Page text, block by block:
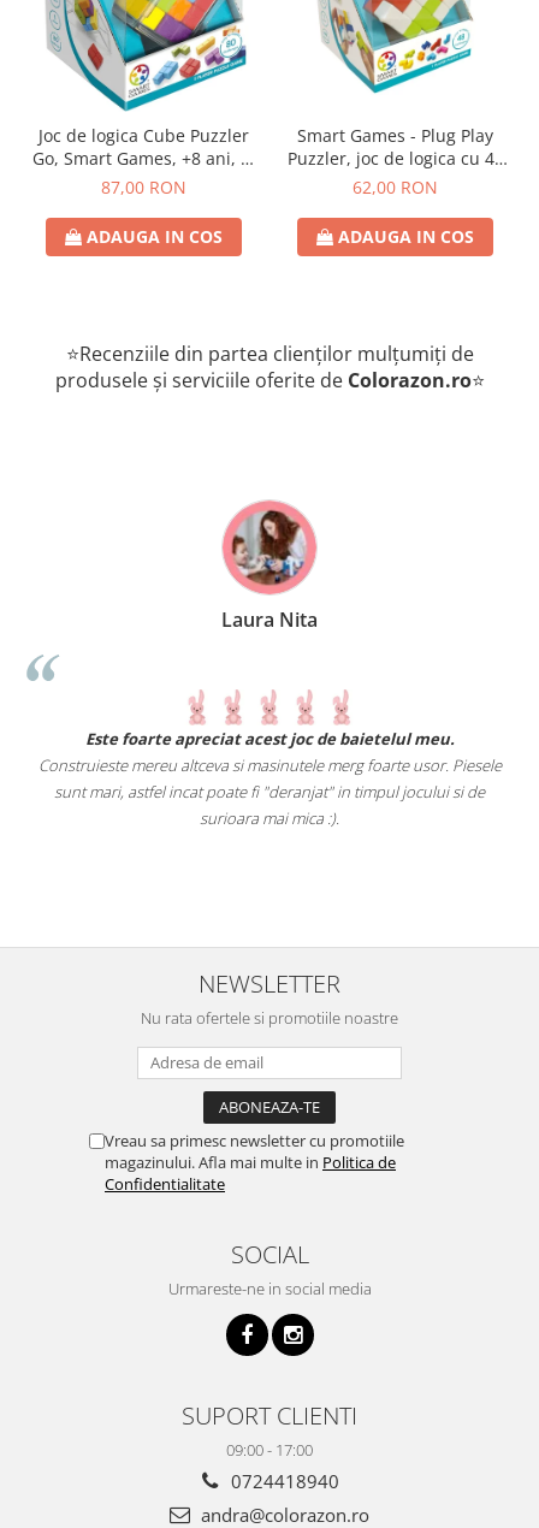
Joc de logica Cube Puzzler
Go, Smart Games, +8 ani, lb
romana
87,00 RON
ADAUGA IN COS
Smart Games - Plug Play
Puzzler, joc de logica cu 48
de provocari, 6+ ani, lb
62,00 RON
ADAUGA IN COS
⭐Recenziile din partea clienților mulțumiți de
produsele și serviciile oferite de Colorazon.ro⭐
Laura Nita
Este foarte apreciat acest joc de baietelul meu.
Construieste mereu altceva si masinutele merg foarte usor. Piesele
sunt mari, astfel incat poate fi "deranjat" in timpul jocului si de
surioara mai mica :).
NEWSLETTER
Nu rata ofertele si promotiile noastre
Vreau sa primesc newsletter cu promotiile
magazinului. Afla mai multe in Politica de
Confidentialitate
SOCIAL
Urmareste-ne in social media
SUPORT CLIENTI
09:00 - 17:00
0724418940
andra@colorazon.ro